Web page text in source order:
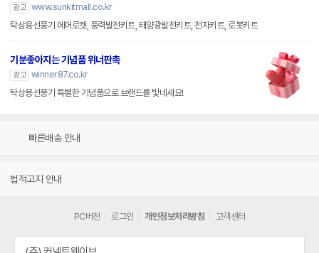
광고 www.sunkitmall.co.kr
탁상용선풍기 에어로켓, 풍력발전키트, 태양광발전키트, 전자키트, 로봇키트
기분좋아지는 기념품 위너판촉
광고 winner87.co.kr
탁상용선풍기 특별한 기념품으로 브랜드를 빛네세요!
빠른배송 안내
법적고지 안내
PC버전 로그인 개인정보처리방침 고객센터